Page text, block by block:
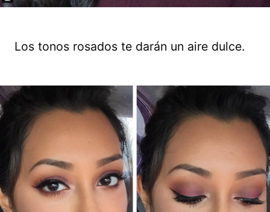
Los tonos rosados te darán un aire dulce.